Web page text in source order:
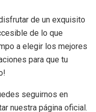
de un exquisito
de lo que
a elegir los mejores
para que tu
seguirnos en
nuestra página oficial.